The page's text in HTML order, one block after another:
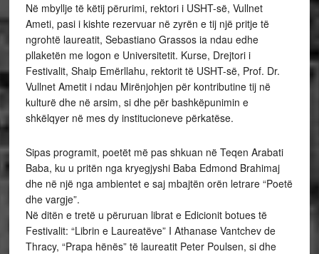
Në mbyllje të këtij përurimi, rektori i USHT-së, Vullnet
Ameti, pasi i kishte rezervuar në zyrën e tij një pritje të
ngrohtë laureatit, Sebastiano Grassos ia ndau edhe
pllaketën me logon e Universitetit. Kurse, Drejtori i
Festivalit, Shaip Emërllahu, rektorit të USHT-së, Prof. Dr.
Vullnet Ametit i ndau Mirënjohjen për kontributine tij në
kulturë dhe në arsim, si dhe për bashkëpunimin e
shkëlqyer në mes dy institucioneve përkatëse.
Sipas programit, poetët më pas shkuan në Teqen Arabati
Baba, ku u pritën nga kryegjyshi Baba Edmond Brahimaj
dhe në një nga ambientet e saj mbajtën orën letrare “Poetë
dhe vargje”.
Në ditën e tretë u përuruan librat e Edicionit botues të
Festivalit: “Librin e Laureatëve” I Athanase Vantchev de
Thracy, “Prapa hënës” të laureatit Peter Poulsen, si dhe